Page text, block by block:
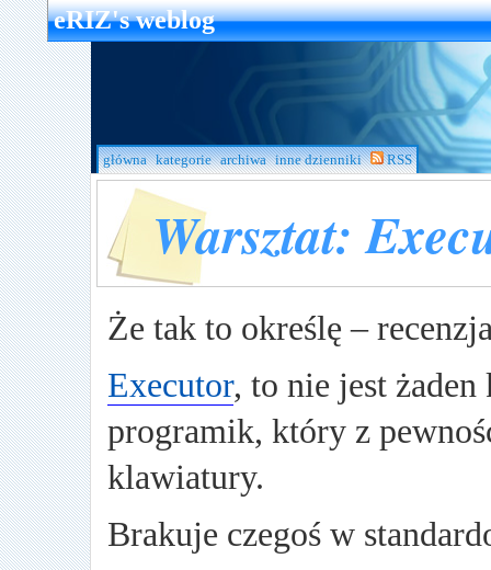
eRIZ's weblog
główna kategorie archiwa inne dzienniki RSS
Warsztat:
Że tak to określę –
Executor, to nie jest
programik, który z
klawiatury.
Brakuje czegoś w